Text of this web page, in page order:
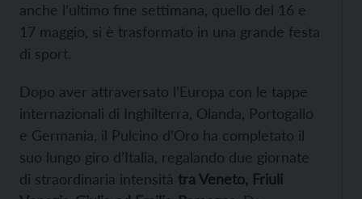
anche l’ultimo fine settimana, quello del 16 e
17 maggio, si è trasformato in una grande festa
di sport.
Dopo aver attraversato l’Europa con le tappe
internazionali di Inghilterra, Olanda, Portogallo
e Germania, il Pulcino d’Oro ha completato il
suo lungo giro d’Italia, regalando due giornate
di straordinaria intensità tra Veneto, Friuli